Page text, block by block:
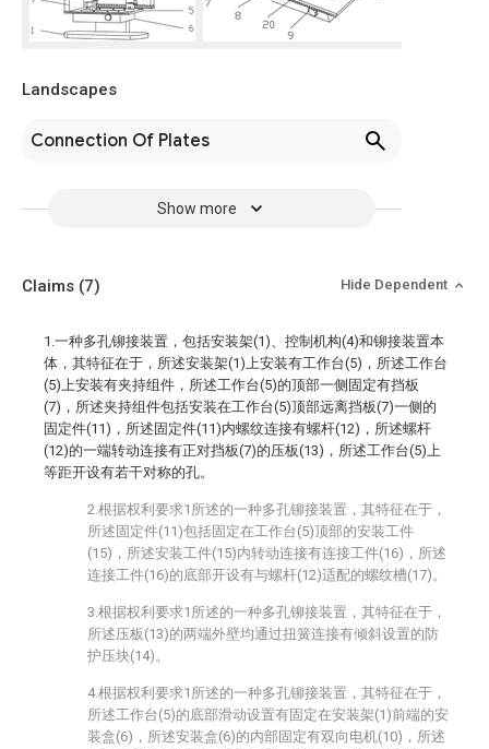
Landscapes
Connection Of Plates
Show more
Claims (7) Hide Dependent
1.一种多孔铆接装置，包括安装架(1)、控制机构(4)和铆接装置本
体，其特征在于，所述安装架(1)上安装有工作台(5)，所述工作台
(5)上安装有夹持组件，所述工作台(5)的顶部一侧固定有挡板
(7)，所述夹持组件包括安装在工作台(5)顶部远离挡板(7)一侧的
固定件(11)，所述固定件(11)内螺纹连接有螺杆(12)，所述螺杆
(12)的一端转动连接有正对挡板(7)的压板(13)，所述工作台(5)上
等距开设有若干对称的孔。
2.根据权利要求1所述的一种多孔铆接装置，其特征在于，
所述固定件(11)包括固定在工作台(5)顶部的安装工件
(15)，所述安装工件(15)内转动连接有连接工件(16)，所述
连接工件(16)的底部开设有与螺杆(12)适配的螺纹槽(17)。
3.根据权利要求1所述的一种多孔铆接装置，其特征在于，
所述压板(13)的两端外壁均通过扭簧连接有倾斜设置的防
护压块(14)。
4.根据权利要求1所述的一种多孔铆接装置，其特征在于，
所述工作台(5)的底部滑动设置有固定在安装架(1)前端的安
装盒(6)，所述安装盒(6)的内部固定有双向电机(10)，所述